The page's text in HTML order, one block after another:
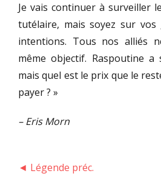
Je vais continuer à surveiller
tutélaire, mais soyez sur vos
intentions. Tous nos alliés
même objectif. Raspoutine a
mais quel est le prix que le
payer ? »
– Eris Morn
◄ Légende préc.